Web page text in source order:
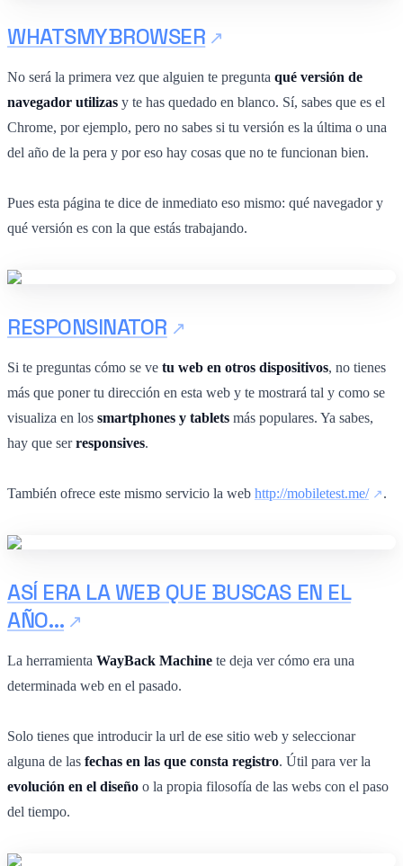
WHATSMYBROWSER
No será la primera vez que alguien te pregunta qué versión de
navegador utilizas y te has quedado en blanco. Sí, sabes que es el
Chrome, por ejemplo, pero no sabes si tu versión es la última o una
del año de la pera y por eso hay cosas que no te funcionan bien.
Pues esta página te dice de inmediato eso mismo: qué navegador y
qué versión es con la que estás trabajando.
RESPONSINATOR
Si te preguntas cómo se ve tu web en otros dispositivos, no tienes
más que poner tu dirección en esta web y te mostrará tal y como se
visualiza en los smartphones y tablets más populares. Ya sabes,
hay que serresponsives.
También ofrece este mismo servicio la web http://mobiletest.me/ .
ASÍ ERA LA WEB QUE BUSCAS EN EL
AÑO…
La herramienta WayBack Machine te deja ver cómo era una
determinada web en el pasado.
Solo tienes que introducir la url de ese sitio web y seleccionar
alguna de las fechas en las que consta registro. Útil para ver la
evolución en el diseño o la propia filosofía de las webs con el paso
del tiempo.